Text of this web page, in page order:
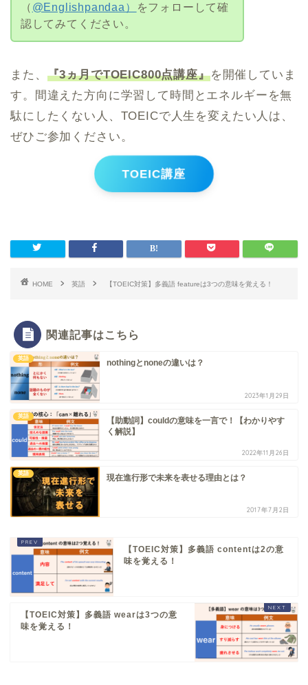
（ @Englishpandaa）
をフォローして確
認してみてください。
また、 『3ヵ月でTOEIC800点講座』を開催していま
す。間違えた方向に学習して時間とエネルギーを無
駄にしたくない人、TOEICで人生を変えたい人は、
ぜひご参加ください。
TOEIC講座
HOME 英語 【TOEIC対策】多義語 featureは3つの意味を覚える！
関連記事はこちら
英語 nothingとnoneの違いは？
2023年1月29日
英語
【助動詞】couldの意味を一言で！【わかりやす
く解説】
2022年11月26日
英語 現在進行形で未来を表せる理由とは？
2017年7月2日
【TOEIC対策】多義語 contentは2の意
味を覚える！
【TOEIC対策】多義語 wearは3つの意
味を覚える！